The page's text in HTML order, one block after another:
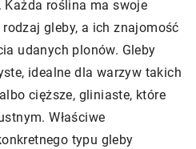
Każda roślina ma swoje
gleby, a ich znajomość
udanych plonów. Gleby
idealne dla warzyw takich
cięższe, gliniaste, które
Właściwe
typu gleby